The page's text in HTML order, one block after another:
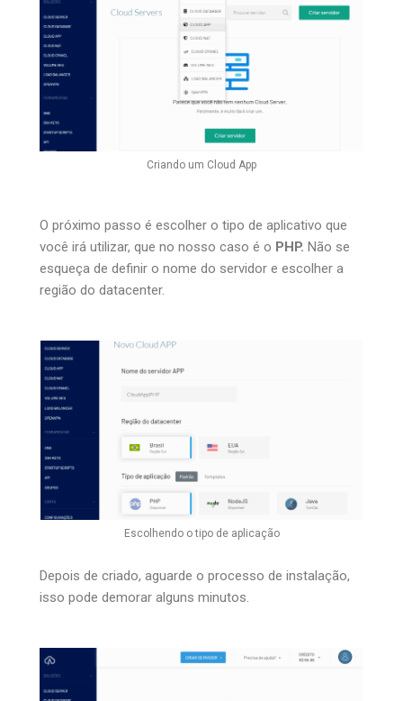
Criando um Cloud App
O próximo passo é escolher o tipo de aplicativo que
você irá utilizar, que no nosso caso é o PHP.Não se
esqueça de definir o nome do servidor e escolher a
região do datacenter.
Escolhendo o tipo de aplicação
Depois de criado, aguarde o processo de instalação,
isso pode demorar alguns minutos.